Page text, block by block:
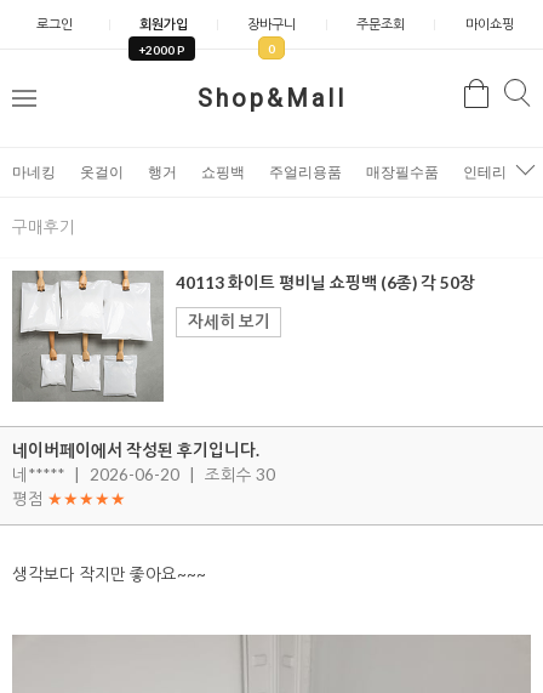
로그인 회원가입
+2000 P
장바구니
0
주문조회 마이쇼핑
Shop&Mall
메
검
마네킹 옷걸이 행거 쇼핑백 주얼리용품 매장필수품 인테리어소
구매후기
40113 화이트 평비닐 쇼핑백 (6종) 각 50장
자세히 보기
네이버페이에서 작성된 후기입니다.
네*****
2026-06-20
조회수 30
평점 ★★★★★
생각보다 작지만 좋아요~~~